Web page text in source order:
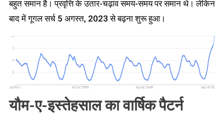
बहुत समान है। प्रवृत्ति के उतार-चढ़ाव समय-समय पर समान थे। लेकिन
बाद में गूगल सर्च 5 अगस्त, 2023 से बढ़ना शुरू हुआ।
यौम-ए-इस्तेहसाल का वार्षिक पैटर्न